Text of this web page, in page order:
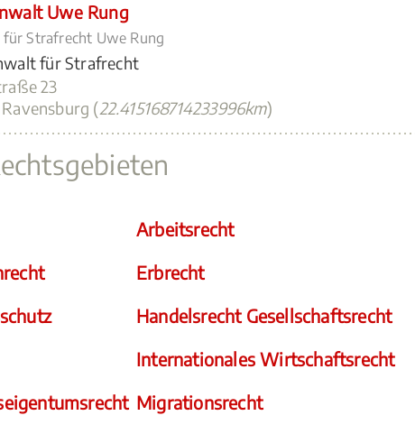
Uwe Rung
für Strafrecht Uwe Rung
für Strafrecht
23
(22.415168714233996km)
Arbeitsrecht
Erbrecht
Handelsrecht Gesellschaftsrecht
Internationales Wirtschaftsrecht
Migrationsrecht